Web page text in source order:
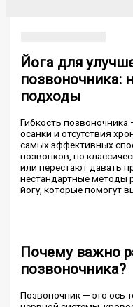
Йога для
позвоночника:
подходы
Гибкость
осанки и отсутствия
самых эффективных
позвонков, но
или перестают давать
нестандартные методы
йогу, которые помогут
Почему важно
позвоночника?
Позвоночник — это ось